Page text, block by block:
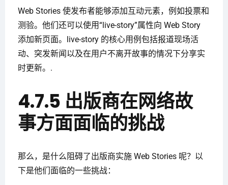
Web Stories 使发布者能够添加互动元素，例如投票和
测验。他们还可以使用“live-story”属性向 Web Story
添加新页面。live-story 的核心用例包括报道现场活
动、突发新闻以及在用户不离开故事的情况下分享实
时更新。.
4.7.5 出版商在网络故
事方面面临的挑战
那么，是什么阻碍了出版商实施 Web Stories 呢？以
下是他们面临的一些挑战：